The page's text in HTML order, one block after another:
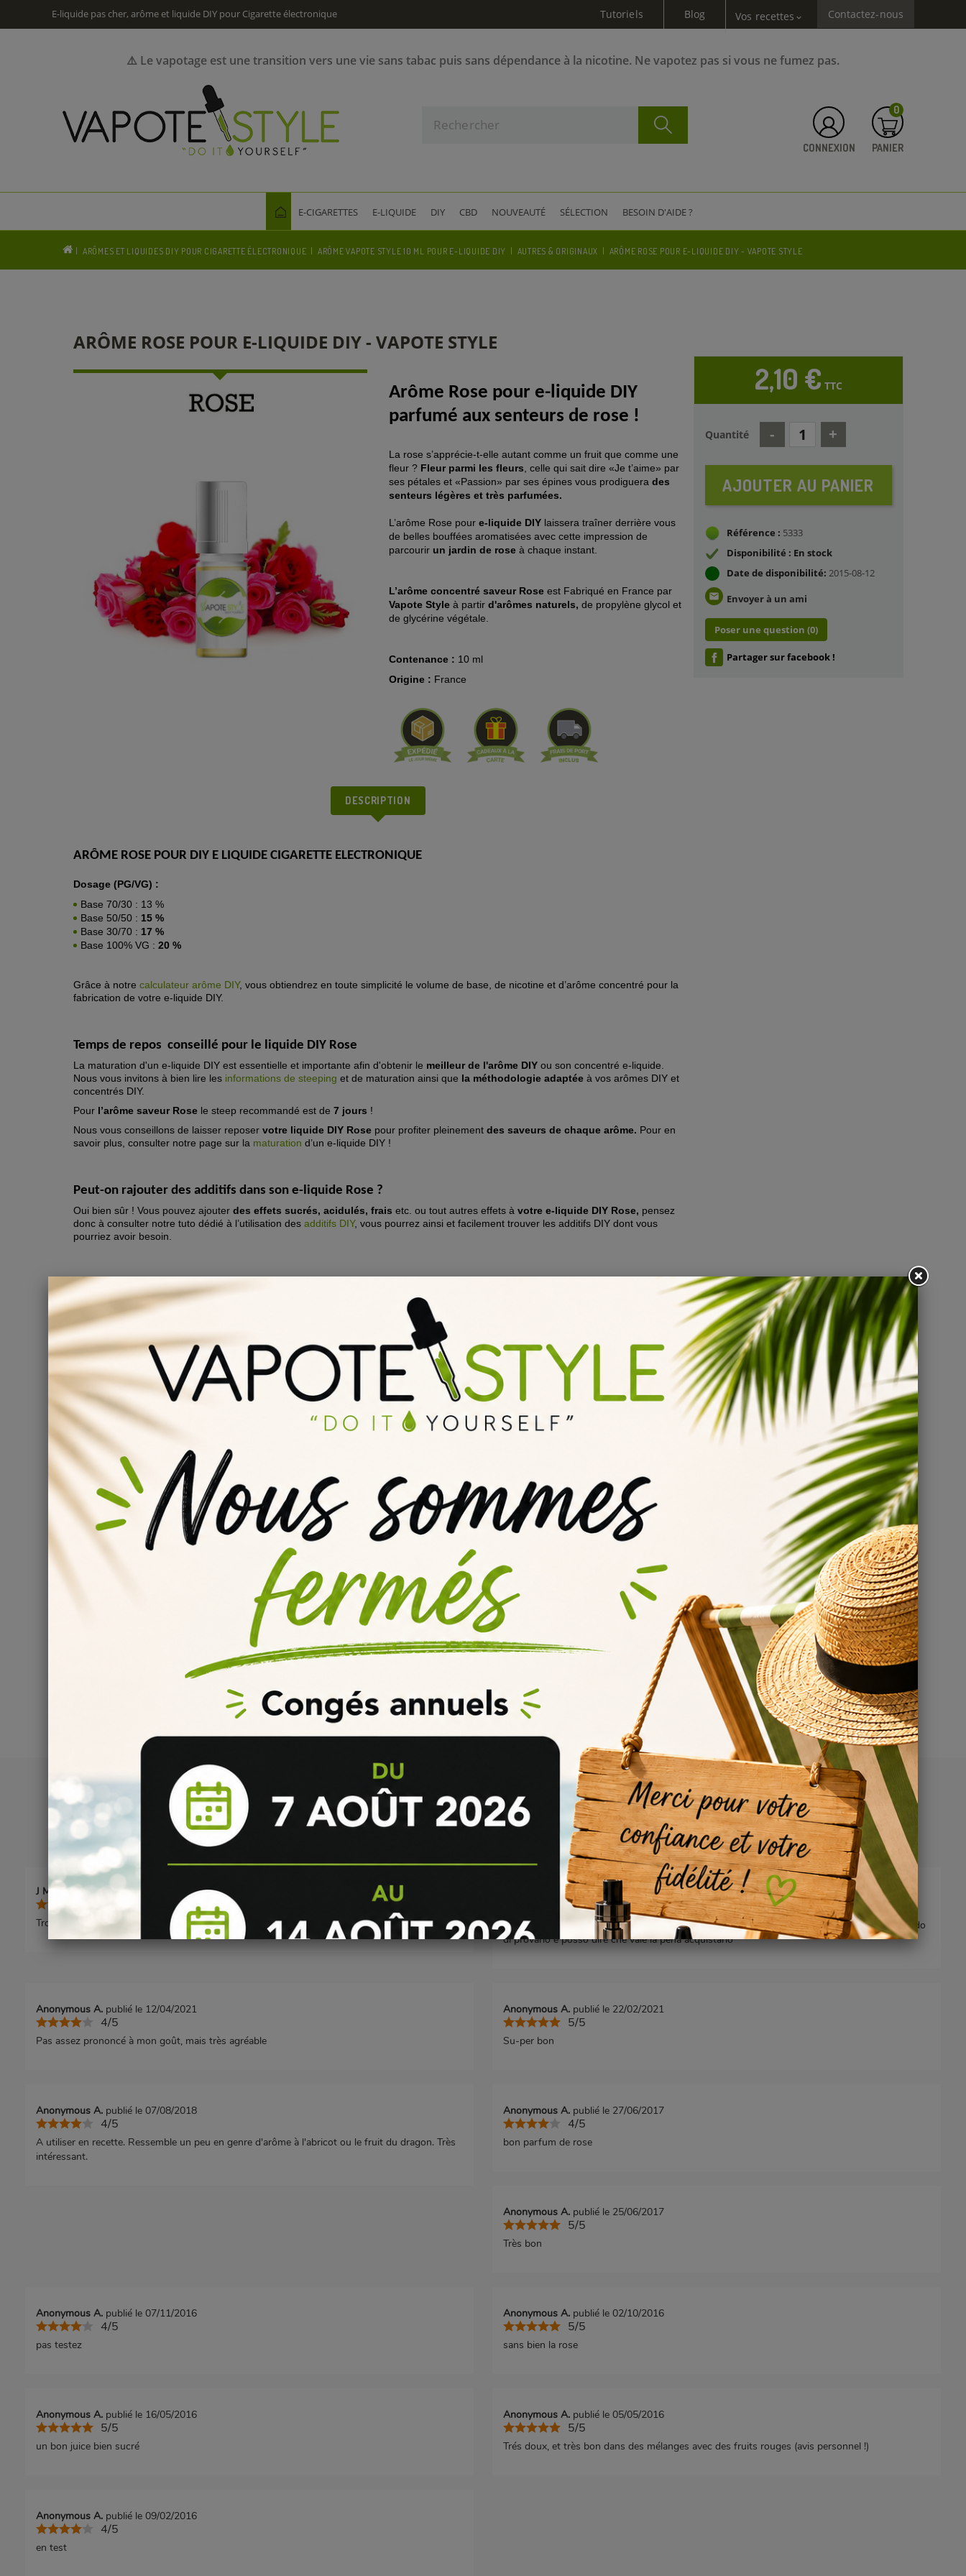
E-liquide pas cher, arôme et liquide DIY pour Cigarette électronique Tutoriels Blog Vos recettes expand_more Contactez-nous
⚠️ Le vapotage est une transition vers une vie sans tabac puis sans dépendance à la nicotine. Ne vapotez pas si vous ne fumez pas.
CONNEXION PANIER
0
E-CIGARETTES E-LIQUIDE DIY CBD NOUVEAUTÉ SÉLECTION BESOIN D'AIDE ?
ARÔMES ET LIQUIDES DIY POUR CIGARETTE ÉLECTRONIQUE ARÔME VAPOTE STYLE 10 ML POUR E-LIQUIDE DIY AUTRES & ORIGINAUX ARÔME ROSE POUR E-LIQUIDE DIY - VAPOTE STYLE
ARÔME ROSE POUR E-LIQUIDE DIY - VAPOTE STYLE
Arôme Rose pour e-liquide DIY
parfumé aux senteurs de rose !
La rose s’apprécie-t-elle autant comme un fruit que comme une
fleur ? Fleur parmi les fleurs , celle qui sait dire «Je t’aime» par
ses pétales et «Passion» par ses épines vous prodiguera des
senteurs légères et très parfumées.
L’arôme Rose poure-liquide DIY laissera traîner derrière vous
de belles bouffées aromatisées avec cette impression de
parcourir un jardin de roseà chaque instant.
L’arôme concentré saveur Roseest Fabriqué en France par
Vapote Style à partir d'arômes naturels, de propylène glycol et
de glycérine végétale.
Contenance : 10 ml
Origine : France
DESCRIPTION
ARÔME ROSE POUR DIY E LIQUIDE CIGARETTE ELECTRONIQUE
Dosage (PG/VG) :
Base 70/30 : 13 %
Base 50/50 : 15 %
Base 30/70 : 17 %
Base 100% VG : 20 %
Grâce à notre calculateur arôme DIY, vous obtiendrez en toute simplicité le volume de base, de nicotine et d’arôme concentré pour la
fabrication de votre e-liquide DIY.
Temps de repos conseillé pour le liquide DIY Rose
La maturation d'un e-liquide DIY est essentielle et importante afin d'obtenir le meilleur de l'arôme DIY ou son concentré e-liquide.
Nous vous invitons à bien lire les informations de steeping et de maturation ainsi que la méthodologie adaptée à vos arômes DIY et
concentrés DIY.
Pour l’arôme saveur Rose le steep recommandé est de 7 jours !
Nous vous conseillons de laisser reposer votre liquide DIY Rose pour profiter pleinement des saveurs de chaque arôme. Pour en
savoir plus, consulter notre page sur la maturation d’un e-liquide DIY !
Peut-on rajouter des additifs dans son e-liquide Rose ?
Oui bien sûr ! Vous pouvez ajouter des effets sucrés, acidulés, frais etc. ou tout autres effets à votre e-liquide DIY Rose, pensez
donc à consulter notre tuto dédié à l’utilisation des additifs DIY, vous pourrez ainsi et facilement trouver les additifs DIY dont vous
pourriez avoir besoin.
Comment fabriquer son e-liquide à la
Découvrez les informations essentielles pour fabriquer soi-même son e-liquide saveur Rose
dégustation !
Comment conserver son e-liquide RoseDIY ?
Il est fortement recommandé pour une conservation à long terme de stocker votre arôme DIY Rose et en particulier vosconcentrés e-
liquide
à température basse ... toutes les informations sont disponibles dans notre rubriqueexplications et conseils
son DIY liquide.
Informations
Conservation : stocké entre 4 et 16°C
Conforme au règlement 1334/2008/CEE
Composition : Propylène Glycol & Arôme alimentaire
2,10 € TTC
Quantité
AJOUTER AU PANIER
Référence : 5333
Disponibilité : En stock
Date de disponibilité: 2015-08-12
email Envoyer à un ami
Poser une question (0)
Partager sur facebook !
Question
Pas de questions pour le moment.
Poser une question
AVIS VÉRIFIÉS(12)
J M.publié le 06/12/2024
Trop cool l'arome rose
Anonymous A. publié le 24/05/2024
5/5
Ero molto curioso di provare questo aroma anche se non mi convinceva molto, ho avuto modo
di provarlo e posso dire che vale la pena acquistarlo
Anonymous A. publié le 12/04/2021
4/5
Pas assez prononcé à mon goût, mais très agréable
Anonymous A. publié le 22/02/2021
5/5
Su-per bon
Anonymous A. publié le 07/08/2018
4/5
A utiliser en recette. Ressemble un peu en genre d'arôme à l'abricot ou le fruit du dragon. Très
intéressant.
Anonymous A. publié le 27/06/2017
4/5
bon parfum de rose
Anonymous A. publié le 25/06/2017
5/5
Très bon
Anonymous A. publié le 07/11/2016
4/5
pas testez
Anonymous A. publié le 02/10/2016
5/5
sans bien la rose
Anonymous A. publié le 16/05/2016
5/5
un bon juice bien sucré
Anonymous A. publié le 05/05/2016
5/5
Trés doux, et très bon dans des mélanges avec des fruits rouges (avis personnel !)
Anonymous A. publié le 09/02/2016
4/5
en test